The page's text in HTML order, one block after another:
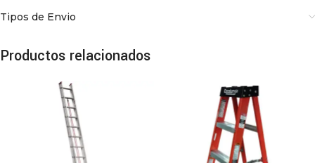
Tipos de Envio
Productos relacionados